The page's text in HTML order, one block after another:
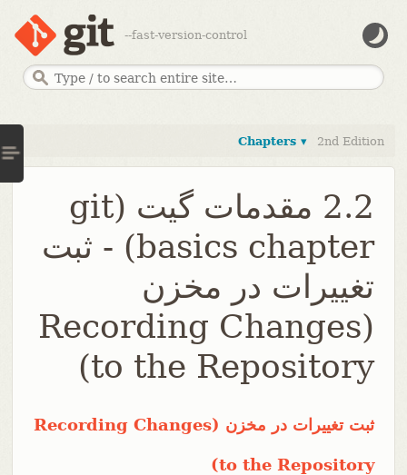
--fast-version-control
Chapters ▾ 2nd Edition
2.2 مقدمات گیت (git
basics chapter) - ثبت
تغییرات در مخزن
(Recording Changes
to the Repository)
ثبت تغییرات در مخزن (Recording Changes
to the Repository)